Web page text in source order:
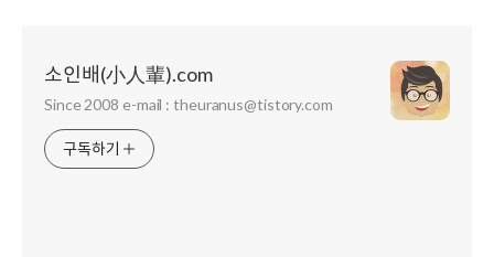
소인배(小人輩).com
Since 2008 e-mail : theuranus@tistory.com
구독하기